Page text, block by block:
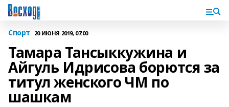
Спорт 20 ИЮНЯ 2019, 07:00
Тамара Тансыккужина и
Айгуль Идрисова борются за
титул женского ЧМ по
шашкам